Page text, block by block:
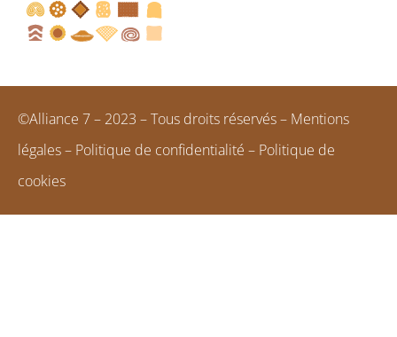
©Alliance 7 – 2023 – Tous droits réservés – Mentions
légales– Politique de confidentialité – Politique de
cookies